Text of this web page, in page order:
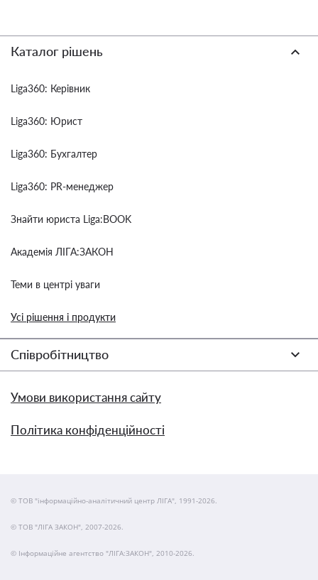
Каталог рішень
Liga360: Керівник
Liga360: Юрист
Liga360: Бухгалтер
Liga360: PR-менеджер
Знайти юриста Liga:BOOK
Академія ЛІГА:ЗАКОН
Теми в центрі уваги
Усі рішення і продукти
Співробітництво
Умови використання сайту
Політика конфіденційності
© ТОВ "інформаційно-аналітичний центр ЛІГА", 1991-2026.
© ТОВ "ЛІГА ЗАКОН", 2007-2026.
© Інформаційне агентство "ЛІГА:ЗАКОН", 2010-2026.